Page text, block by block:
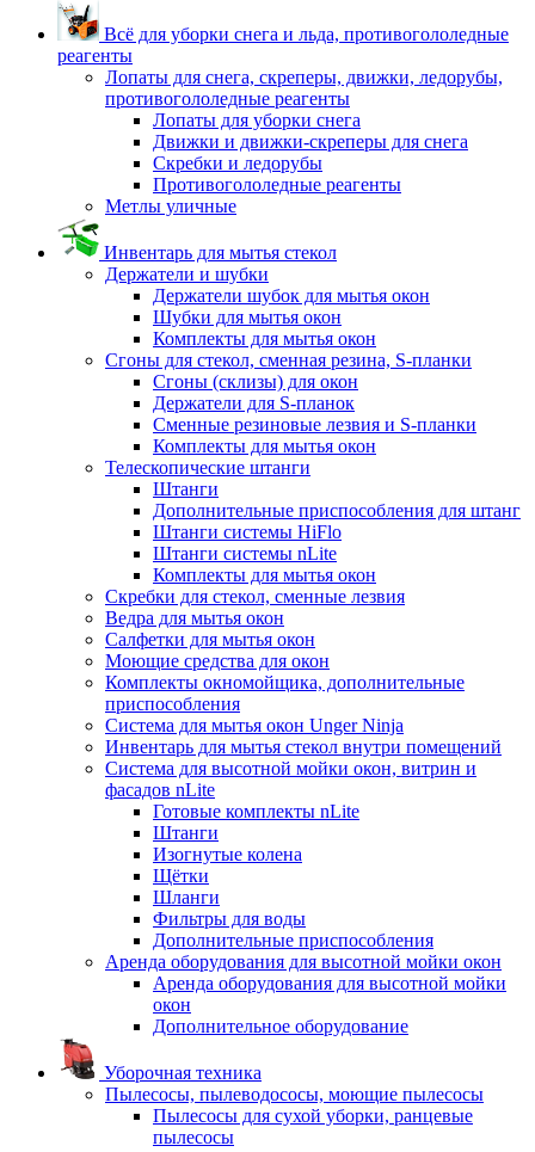
Всё для уборки снега и льда, противогололедные
реагенты
Лопаты для снега, скреперы, движки, ледорубы,
противогололедные реагенты
Лопаты для уборки снега
Движки и движки-скреперы для снега
Скребки и ледорубы
Противогололедные реагенты
Метлы уличные
Инвентарь для мытья стекол
Держатели и шубки
Держатели шубок для мытья окон
Шубки для мытья окон
Комплекты для мытья окон
Сгоны для стекол, сменная резина, S-планки
Сгоны (склизы) для окон
Держатели для S-планок
Сменные резиновые лезвия и S-планки
Комплекты для мытья окон
Телескопические штанги
Штанги
Дополнительные приспособления для штанг
Штанги системы HiFlo
Штанги системы nLite
Комплекты для мытья окон
Скребки для стекол, сменные лезвия
Ведра для мытья окон
Салфетки для мытья окон
Моющие средства для окон
Комплекты окномойщика, дополнительные
приспособления
Система для мытья окон Unger Ninja
Инвентарь для мытья стекол внутри помещений
Система для высотной мойки окон, витрин и
фасадов nLite
Готовые комплекты nLite
Штанги
Изогнутые колена
Щётки
Шланги
Фильтры для воды
Дополнительные приспособления
Аренда оборудования для высотной мойки окон
Аренда оборудования для высотной мойки
окон
Дополнительное оборудование
Уборочная техника
Пылесосы, пылеводососы, моющие пылесосы
Пылесосы для сухой уборки, ранцевые
пылесосы